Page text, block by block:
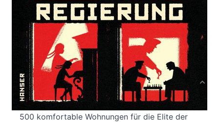
Bibliografische Daten
Autor:innenbeschreibung
Produktbeschreibung
Ende der Zwanzigerjahre entstanden in Moskau
500 komfortable Wohnungen für die Elite der